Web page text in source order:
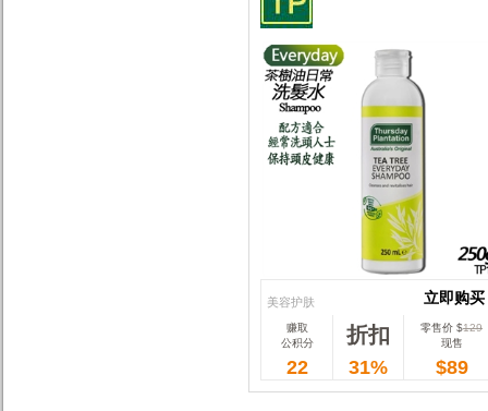
美容护肤
立即购买
立即购买
赚取
公积分
折扣 零售价 $129
现售
22 31% $89